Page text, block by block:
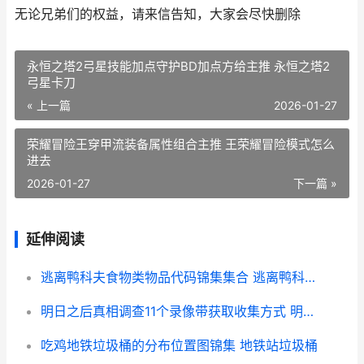
无论兄弟们的权益，请来信告知，大家会尽快删除
永恒之塔2弓星技能加点守护BD加点方给主推 永恒之塔2
弓星卡刀
« 上一篇 2026-01-27
荣耀冒险王穿甲流装备属性组合主推 王荣耀冒险模式怎么
进去
下一篇 »
2026-01-27
延伸阅读
逃离鸭科夫食物类物品代码锦集集合 逃离鸭科夫食物有什么用
明日之后真相调查11个录像带获取收集方式 明日之后真相调查圣托帕尼
吃鸡地铁垃圾桶的分布位置图锦集 地铁站垃圾桶